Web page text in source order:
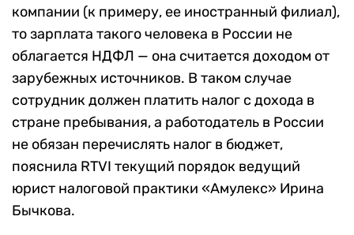
компании (к примеру, ее иностранный филиал),
то зарплата такого человека в России не
облагается НДФЛ — она считается доходом от
зарубежных источников. В таком случае
сотрудник должен платить налог с дохода в
стране пребывания, а работодатель в России
не обязан перечислять налог в бюджет,
пояснила RTVI текущий порядок ведущий
юрист налоговой практики «Амулекс» Ирина
Бычкова.